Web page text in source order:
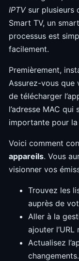
IPTVsur plusieurs
Smart TV, un
processus est
facilement.
Premièrement,
Assurez-vous
de télécharger
l’adresse MAC
importante pour la
Voici comment
appareils. Vous
visionner vos
Trouvez les
auprès de
Aller à la
ajouter l’URL
Actualisez